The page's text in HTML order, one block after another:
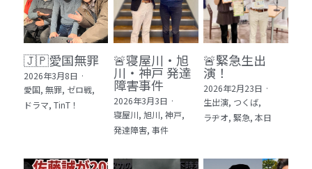
🇯🇵愛国無罪
2026年3月8日 ·
愛国, 無罪, ゼロ戦,
ドラマ, TinT！
🚨寝屋川・旭
川・神戸 発達
障害事件
2026年3月3日 ·
寝屋川, 旭川, 神戸,
発達障害, 事件
🚨緊急生出
演！
2026年2月23日 ·
生出演, つくば,
ラヂオ, 緊急, 本日